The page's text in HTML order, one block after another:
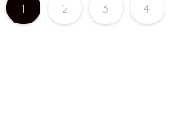
1 2 3 4